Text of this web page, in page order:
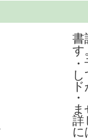
書
す
詳
に